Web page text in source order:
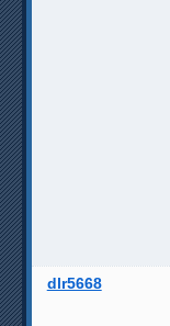
dlr5668